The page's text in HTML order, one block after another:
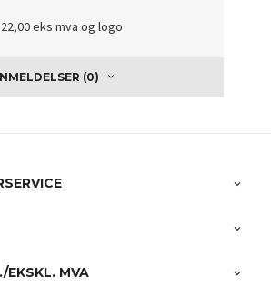
eks mva og logo
(0)
EKSKL. MVA